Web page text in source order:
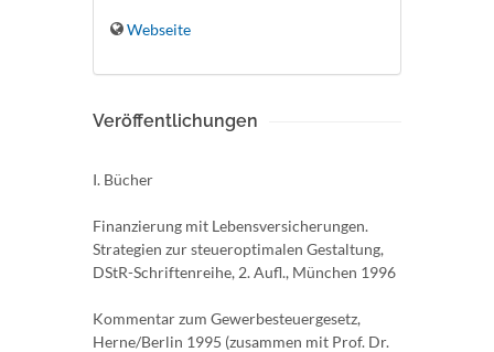
Webseite
Veröffentlichungen
I. Bücher
Finanzierung mit Lebensversicherungen.
Strategien zur steueroptimalen Gestaltung,
DStR-Schriftenreihe, 2. Aufl., München 1996
Kommentar zum Gewerbesteuergesetz,
Herne/Berlin 1995 (zusammen mit Prof. Dr.